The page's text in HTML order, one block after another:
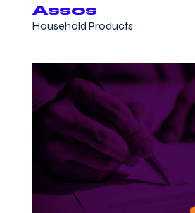
Assos
Household Products